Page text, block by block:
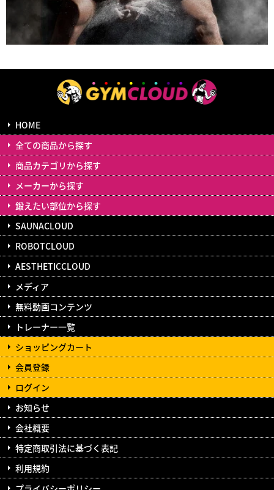
HOME
全ての商品から探す
商品カテゴリから探す
メーカーから探す
鍛えたい部位から探す
SAUNACLOUD
ROBOTCLOUD
AESTHETICCLOUD
メディア
無料動画コンテンツ
トレーナー一覧
ショッピングカート
会員登録
ログイン
お知らせ
会社概要
特定商取引法に基づく表記
利用規約